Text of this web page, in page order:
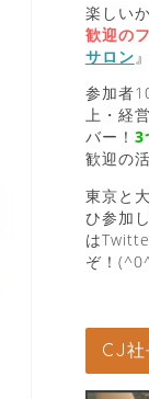
楽しい
歓迎の
サロン
参加者
上・経
バー！ 3
歓迎の
東京と
ひ参加
は
ぞ！
CJ社